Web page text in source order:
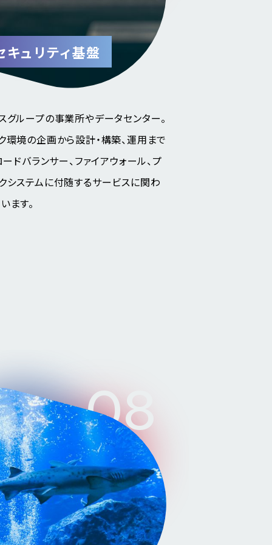
キュリティ基盤
グループの事業所やデータセンター。
環境の企画から設計・構築、運用まで
ドバランサー、ファイアウォール、プ
システムに付随するサービスに関わ
ます。